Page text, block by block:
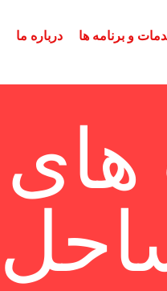
درباره ما و برنامه ها